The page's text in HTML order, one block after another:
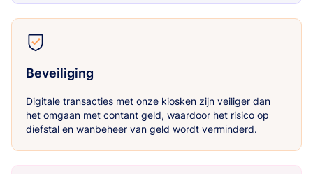
Beveiliging
Digitale transacties met onze kiosken zijn veiliger dan
het omgaan met contant geld, waardoor het risico op
diefstal en wanbeheer van geld wordt verminderd.